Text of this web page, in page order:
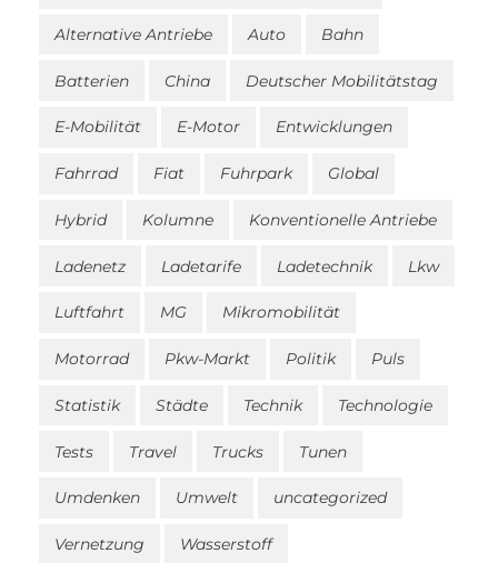
Alternative Antriebe Auto Bahn
Batterien China Deutscher Mobilitätstag
E-Mobilität E-Motor Entwicklungen
Fahrrad Fiat Fuhrpark Global
Hybrid Kolumne Konventionelle Antriebe
Ladenetz Ladetarife Ladetechnik Lkw
Luftfahrt MG Mikromobilität
Motorrad Pkw-Markt Politik Puls
Statistik Städte Technik Technologie
Tests Travel Trucks Tunen
Umdenken Umwelt uncategorized
Vernetzung Wasserstoff